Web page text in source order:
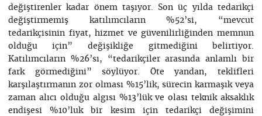
değiştirenler kadar önem taşıyor. Son üç yılda tedarikçi
değiştirmemiş katılımcıların %52’si, “mevcut
tedarikçisinin fiyat, hizmet ve güvenilirliğinden memnun
olduğu için” değişikliğe gitmediğini belirtiyor.
Katılımcıların %26’sı, “tedarikçiler arasında anlamlı bir
fark görmediğini” söylüyor. Öte yandan, teklifleri
karşılaştırmanın zor olması %15’lik, sürecin karmaşık veya
zaman alıcı olduğu algısı %13’lük ve olası teknik aksaklık
endişesi %10’luk bir kesim için tedarikçi değişimini